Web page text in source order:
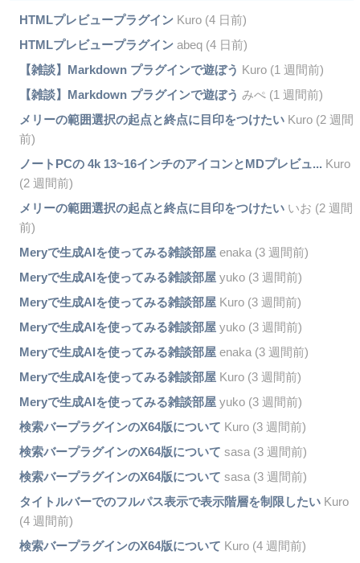
HTMLプレビュープラグインKuro (4 日前)
HTMLプレビュープラグインabeq (4 日前)
【雑談】Markdown プラグインで遊ぼう Kuro (1 週間前)
【雑談】Markdown プラグインで遊ぼう みぺ (1 週間前)
メリーの範囲選択の起点と終点に目印をつけたいKuro (2 週間
前)
ノートPCの 4k 13~16インチのアイコンとMDプレビュ... Kuro
(2 週間前)
メリーの範囲選択の起点と終点に目印をつけたいいお (2 週間
前)
Meryで生成AIを使ってみる雑談部屋enaka (3 週間前)
Meryで生成AIを使ってみる雑談部屋yuko (3 週間前)
Meryで生成AIを使ってみる雑談部屋Kuro (3 週間前)
Meryで生成AIを使ってみる雑談部屋yuko (3 週間前)
Meryで生成AIを使ってみる雑談部屋enaka (3 週間前)
Meryで生成AIを使ってみる雑談部屋Kuro (3 週間前)
Meryで生成AIを使ってみる雑談部屋yuko (3 週間前)
検索バープラグインのX64版について Kuro (3 週間前)
検索バープラグインのX64版について sasa (3 週間前)
検索バープラグインのX64版について sasa (3 週間前)
タイトルバーでのフルパス表示で表示階層を制限したいKuro
(4 週間前)
検索バープラグインのX64版について Kuro (4 週間前)